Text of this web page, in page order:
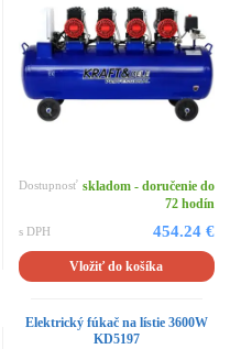
Dostupnosť skladom - doručenie do
72 hodín
s DPH 454.24 €
Vložiť do košíka
Elektrický fúkač na lístie 3600W
KD5197